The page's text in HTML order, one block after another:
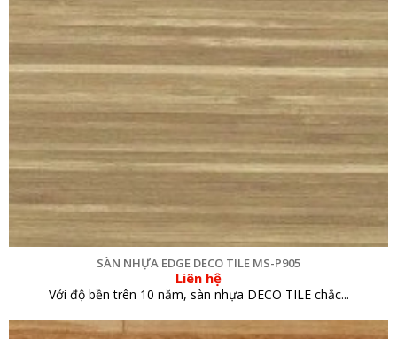
SÀN NHỰA EDGE DECO TILE MS-P905
Liên hệ
Với độ bền trên 10 năm, sàn nhựa DECO TILE chắc...